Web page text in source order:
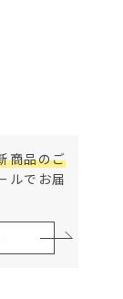
商品のご
ルでお届